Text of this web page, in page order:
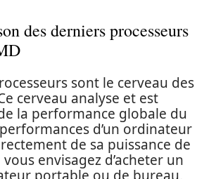
des derniers processeurs
sont le cerveau des
cerveau analyse et est
la performance globale du
d’un ordinateur
de sa puissance de
envisagez d’acheter un